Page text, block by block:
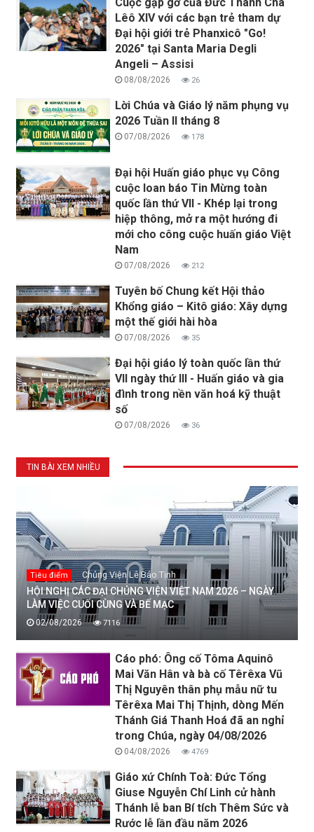
Lêô XIV với các bạn trẻ tham dự
Đại hội giới trẻ Phanxicô "Go!
2026" tại Santa Maria Degli
Angeli – Assisi
08/08/2026 26
Lời Chúa và Giáo lý năm phụng vụ
2026 Tuần II tháng 8
07/08/2026 178
Đại hội Huấn giáo phục vụ Công
cuộc loan báo Tin Mừng toàn
quốc lần thứ VII - Khép lại trong
hiệp thông, mở ra một hướng đi
mới cho công cuộc huấn giáo Việt
Nam
07/08/2026 212
Tuyên bố Chung kết Hội thảo
Khổng giáo – Kitô giáo: Xây dựng
một thế giới hài hòa
07/08/2026 35
Đại hội giáo lý toàn quốc lần thứ
VII ngày thứ III - Huấn giáo và gia
đình trong nền văn hoá kỹ thuật
số
07/08/2026 36
TIN BÀI XEM NHIỀU
Tiêu điểm Chủng Viện Lê Bảo Tịnh
HỘI NGHỊ CÁC ĐẠI CHỦNG VIỆN VIỆT NAM 2026 – NGÀY
LÀM VIỆC CUỐI CÙNG VÀ BẾ MẠC
02/08/2026 7116
Cáo phó: Ông cố Tôma Aquinô
Mai Văn Hân và bà cố Têrêxa Vũ
Thị Nguyên thân phụ mẫu nữ tu
Têrêxa Mai Thị Thịnh, dòng Mến
Thánh Giá Thanh Hoá đã an nghỉ
trong Chúa, ngày 04/08/2026
04/08/2026 4769
Giáo xứ Chính Toà: Đức Tổng
Giuse Nguyễn Chí Linh cử hành
Thánh lễ ban Bí tích Thêm Sức và
Rước lễ lần đầu năm 2026